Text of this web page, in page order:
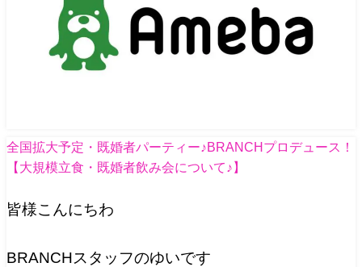
全国拡大予定・既婚者パーティー♪BRANCHプロデュース！
【大規模立食・既婚者飲み会について♪】
皆様こんにちわ
BRANCHスタッフのゆいです